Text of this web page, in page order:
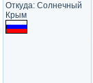
Откуда: Солнечный
Крым